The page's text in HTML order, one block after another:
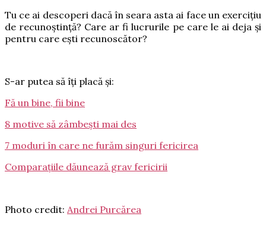
Tu ce ai descoperi dacă în seara asta ai face un exercițiu
de recunoștință? Care ar fi lucrurile pe care le ai deja și
pentru care ești recunoscător?
S-ar putea să îți placă și:
Fă un bine, fii bine
8 motive să zâmbești mai des
7 moduri în care ne furăm singuri fericirea
Comparațiile dăunează grav fericirii
Photo credit: Andrei Purcărea